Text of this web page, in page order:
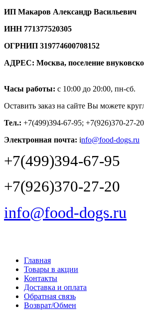
ИП Макаров Александр Васильевич
ИНН 771377520305
ОГРНИП 319774600708152
АДРЕС: Москва, поселение
Часы работы: с 10:00 до 20:00, пн-сб.
Оставить заказ на сайте Вы можете
Тел.: +7(499)394-67-95; +7(926)370-27-20
Электронная почта: info@food-dogs.ru
+7(499)394-67-95
+7(926)370-27-20
info@food-dogs.ru
Главная
Товары в акции
Контакты
Доставка и оплата
Обратная связь
Возврат/Обмен